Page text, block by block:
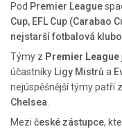
Pod Premier League
Cup, EFL Cup (Carabao
nejstarší fotbalová
Týmy z Premier League
účastníky Ligy Mistrů a
nejúspěšnější týmy patří
Chelsea
Mezi české zástupce,